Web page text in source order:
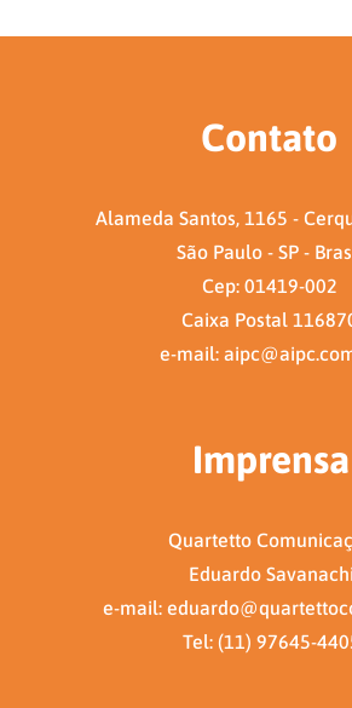
Contato
Alameda Santos, 1165 -
São Paulo - SP -
Cep: 01419-002
Caixa Postal
e-mail:
Imprensa
Quartetto
Eduardo Savanachi
e-mail:
Tel: (11) 97645-